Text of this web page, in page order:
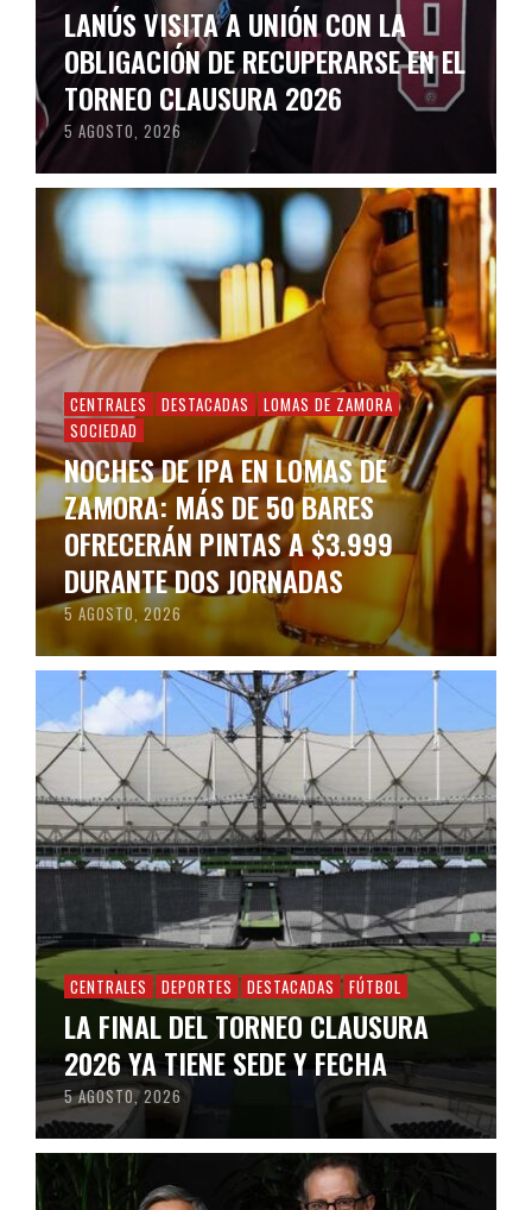
LANÚS VISITA A UNIÓN CON LA
OBLIGACIÓN DE RECUPERARSE EN EL
TORNEO CLAUSURA 2026
5 AGOSTO, 2026
CENTRALES DESTACADAS
LOMAS DE ZAMORA
SOCIEDAD
NOCHES DE IPA EN LOMAS DE
ZAMORA: MÁS DE 50 BARES
OFRECERÁN PINTAS A $3.999
DURANTE DOS JORNADAS
5 AGOSTO, 2026
CENTRALES DEPORTES DESTACADAS FÚTBOL
LA FINAL DEL TORNEO CLAUSURA
2026 YA TIENE SEDE Y FECHA
5 AGOSTO, 2026